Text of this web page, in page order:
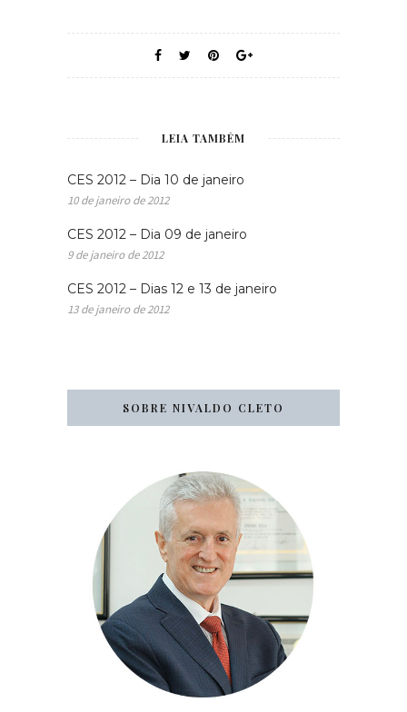
LEIA TAMBÉM
CES 2012 – Dia 10 de janeiro
10 de janeiro de 2012
CES 2012 – Dia 09 de janeiro
9 de janeiro de 2012
CES 2012 – Dias 12 e 13 de janeiro
13 de janeiro de 2012
SOBRE NIVALDO CLETO